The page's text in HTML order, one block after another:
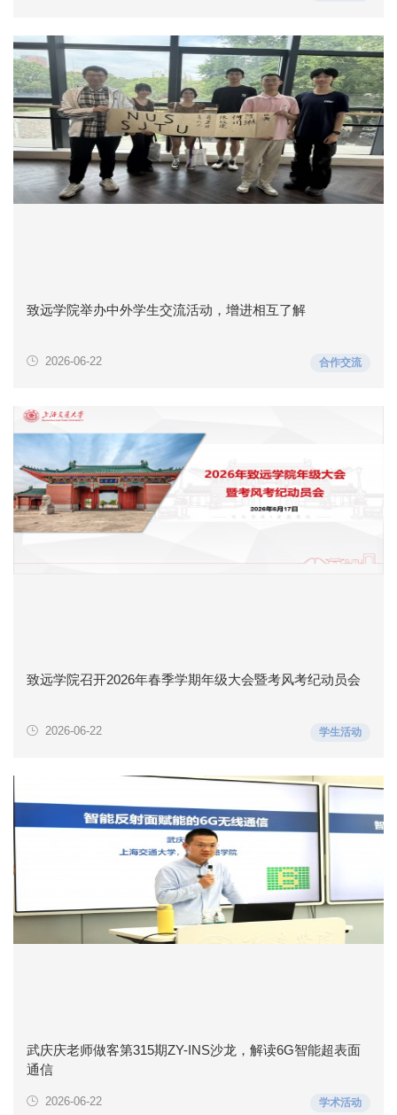
致远学院举办中外学生交流活动，增进相互了解
2026-06-22 合作交流
致远学院召开2026年春季学期年级大会暨考风考纪动员会
2026-06-22 学生活动
武庆庆老师做客第315期ZY-INS沙龙，解读6G智能超表面
通信
2026-06-22 学术活动